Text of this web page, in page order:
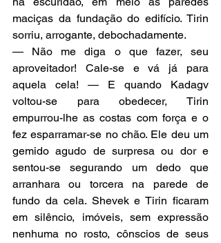
maciças da fundação do edifício. Tirin
sorriu, arrogante, debochadamente.
— Não me diga o que fazer, seu
aproveitador! Cale-se e vá já para
aquela cela! — E quando Kadagv
voltou-se para obedecer, Tirin
empurrou-lhe as costas com força e o
fez esparramar-se no chão. Ele deu um
gemido agudo de surpresa ou dor e
sentou-se segurando um dedo que
arranhara ou torcera na parede de
fundo da cela. Shevek e Tirin ficaram
em silêncio, imóveis, sem expressão
nenhuma no rosto, cônscios de seus